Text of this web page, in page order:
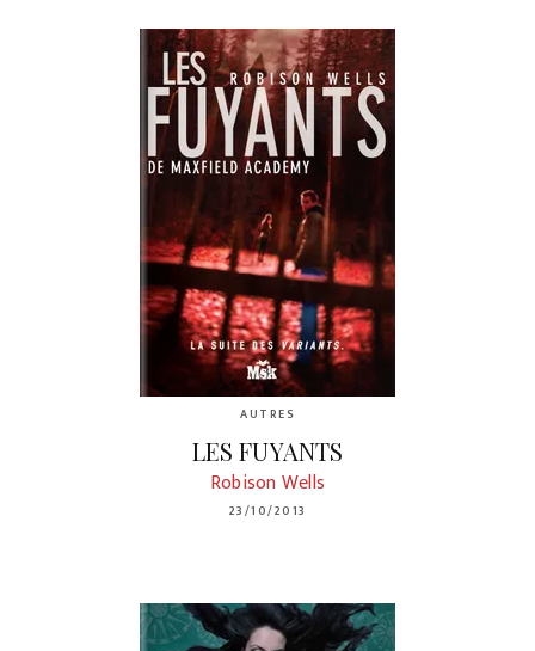
AUTRES
LES FUYANTS
Robison Wells
23/10/2013